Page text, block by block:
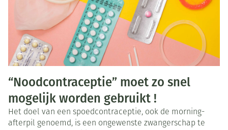
“Noodcontraceptie” moet zo snel
mogelijk worden gebruikt !
Het doel van een spoedcontraceptie, ook de morning-
afterpil genoemd, is een ongewenste zwangerschap te